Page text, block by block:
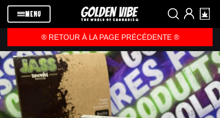
Passer au
contenuMENU
®️ RETOUR À LA PAGE PRÉCÉDENTE ®️